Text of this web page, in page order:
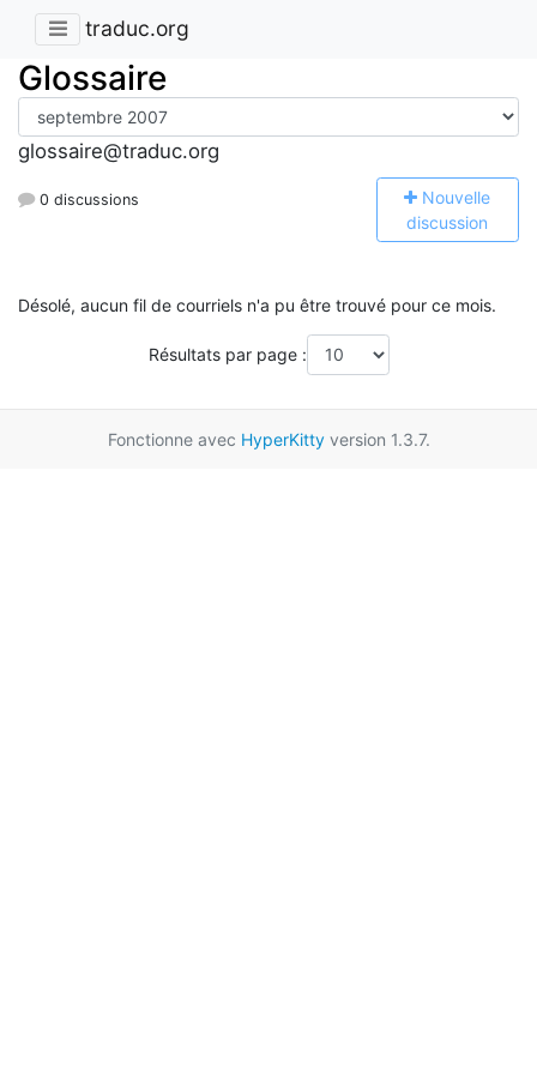
traduc.org
Glossaire
glossaire@traduc.org
0 discussions Nouvelle
discussion
Désolé, aucun fil de courriels n'a pu être trouvé pour ce mois.
Résultats par page :
Fonctionne avec HyperKittyversion 1.3.7.